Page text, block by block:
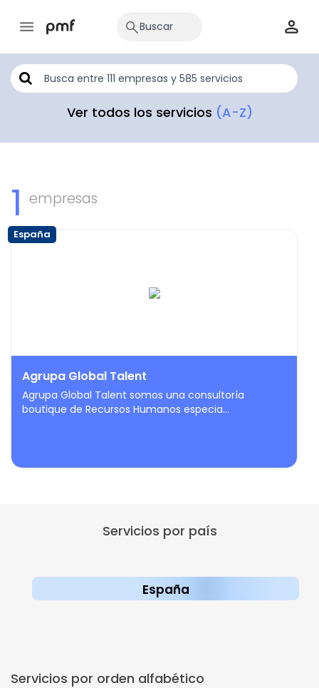
Ver todos los servicios (A-Z)
1 empresas
España
Agrupa Global Talent
Agrupa Global Talent somos una consultoría
boutique de Recursos Humanos especia...
Servicios por país
España
Servicios por orden alfabético